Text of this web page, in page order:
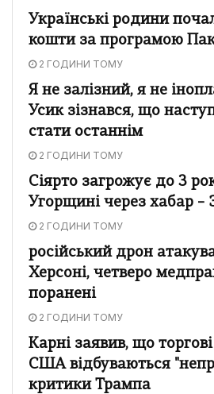
Українські родини
кошти за програмою
2 ГОДИНИ ТОМУ
Я не залізний, я не
Усик зізнався, що
стати останнім
2 ГОДИНИ ТОМУ
Сіярто загрожує до 3
Угорщині через хабар –
2 ГОДИНИ ТОМУ
російський дрон
Херсоні, четверо
поранені
2 ГОДИНИ ТОМУ
Карні заявив, що
США відбуваються
критики Трампа